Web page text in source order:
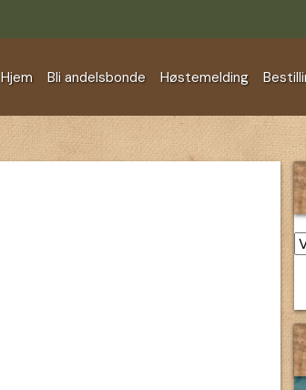
Hjem Bli andelsbonde Høstemelding